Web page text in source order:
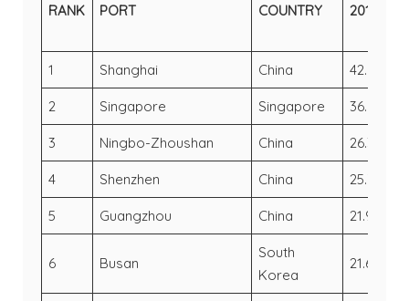
RANK PORT COUNTRY 2018
1 Shanghai China 42.01
2 Singapore Singapore 36.6
3 Ningbo-Zhoushan China 26.35
4 Shenzhen China 25.73
5 Guangzhou China 21.92
6 Busan
South
Korea
21.66